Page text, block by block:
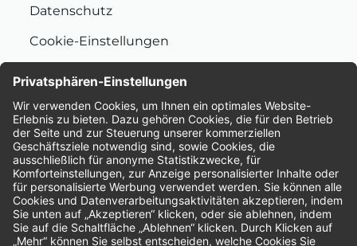
Datenschutz
Cookie-Einstellungen
Bewertungen